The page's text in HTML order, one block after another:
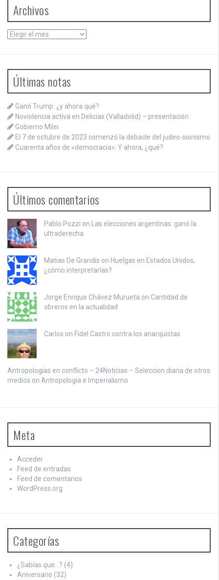
Archivos
Archivos
Últimas notas
Ganó Trump: ¿y ahora qué?
Noviolencia activa en Delicias (Valladolid) – presentación
Gobierno Milei
El 7 de octubre de 2023 comenzó la debacle del judeo-sionismo
Cuarenta años de «democracia»: Y ahora, ¿qué?
Últimos comentarios
Pablo Pozzi on
Las elecciones argentinas: ganó la
ultraderecha
Matias De Grandis on Huelgas en Estados Unidos,
¿cómo interpretarlas?
Jorge Enrique Chávez Murueta on Cantidad de
obreros en la actualidad
Carlos on Fidel Castro contra los anarquistas
Antropologías en conflicto – 24Noticias – Seleccion diaria de otros
medios on Antropología e Imperialismo
Meta
Acceder
Feed de entradas
Feed de comentarios
WordPress.org
Categorías
¿Sabías que…? (4)
Aniversario (32)